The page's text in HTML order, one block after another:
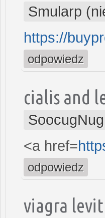
Smularp
https://
odpowiedz
cialis and
<a href=
odpowiedz
viagra